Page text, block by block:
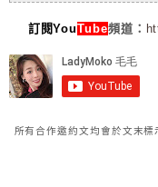
訂閱YouTube頻道：
所有合作邀約文均會於文末